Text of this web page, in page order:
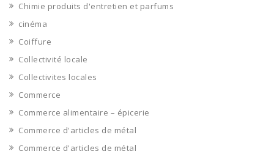
Chimie produits d'entretien et parfums
cinéma
Coiffure
Collectivité locale
Collectivites locales
Commerce
Commerce alimentaire – épicerie
Commerce d'articles de métal
Commerce d'articles de métal